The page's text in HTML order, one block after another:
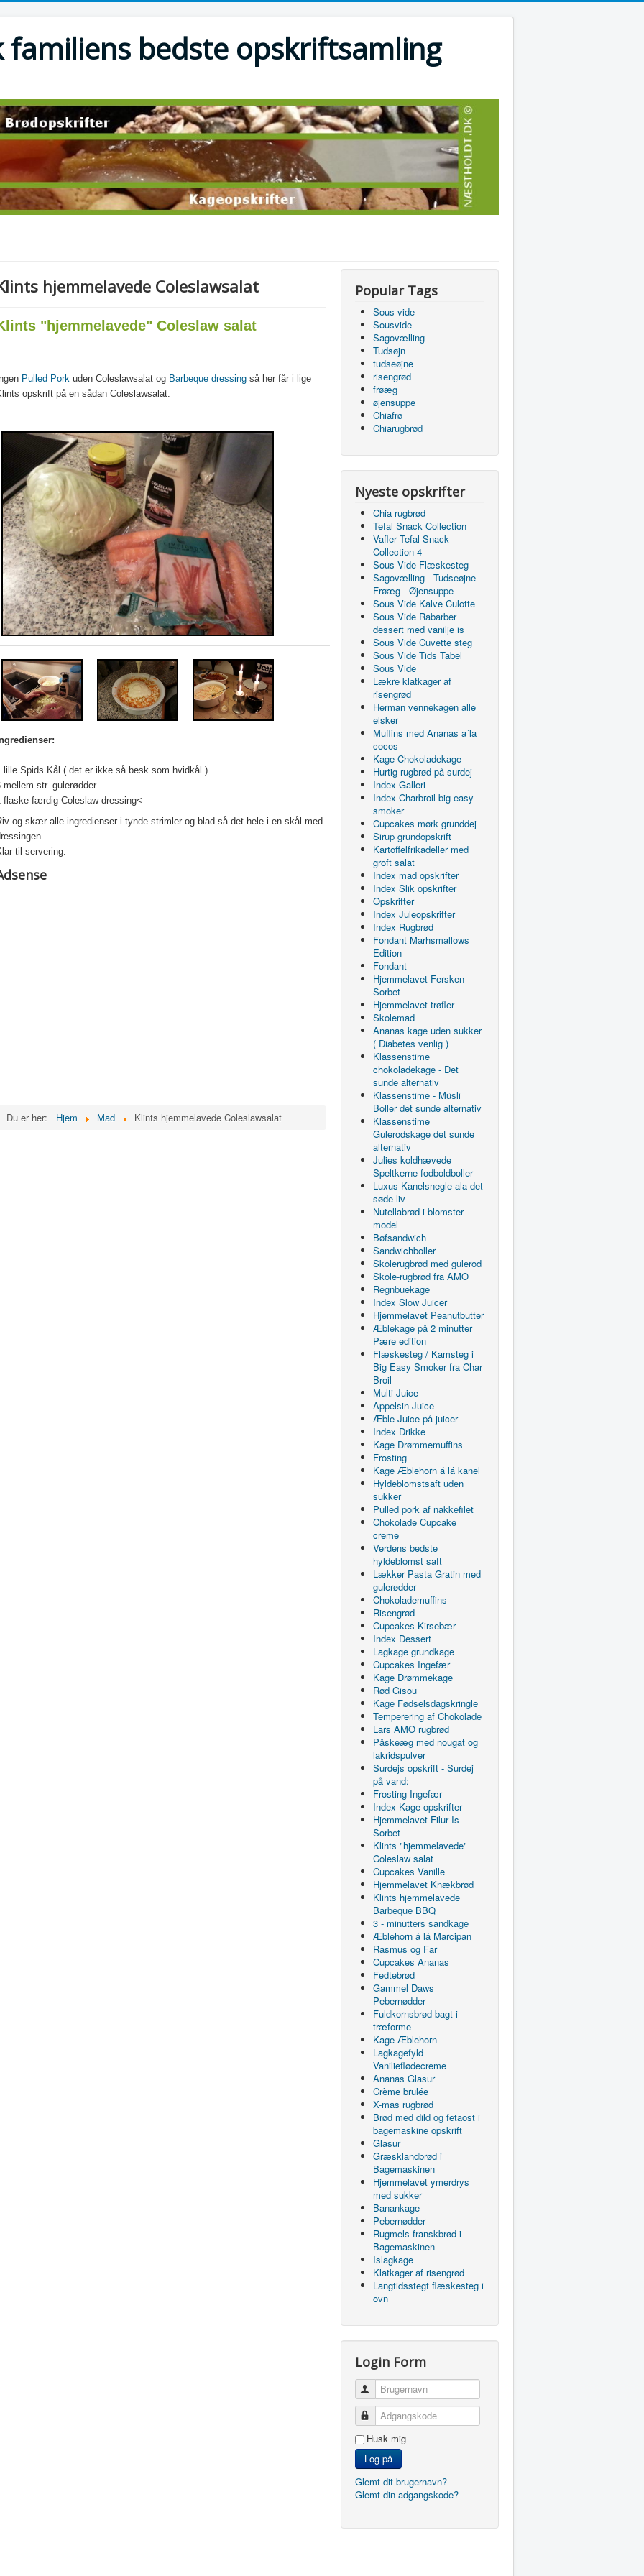
bedste opskriftsamling
hjemmelavede Coleslawsalat
"hjemmelavede" Coleslaw salat
Pulled Pork uden Coleslawsalat og Barbeque dressing så her får i lige
opskrift på en sådan Coleslawsalat.
lille Spids Kål ( det er ikke så besk som hvidkål )
mellem str. gulerødder
flaske færdig Coleslaw dressing<
og skær alle ingredienser i tynde strimler og blad så det hele i en skål med
til servering.
Du er her: Hjem Mad Klints hjemmelavede Coleslawsalat
Popular Tags
Sous vide
Sousvide
Sagovælling
Tudsøjn
tudseøjne
risengrød
frøæg
øjensuppe
Chiafrø
Chiarugbrød
Nyeste opskrifter
Chia rugbrød
Tefal Snack Collection
Vafler Tefal Snack
Collection 4
Sous Vide Flæskesteg
Sagovælling - Tudseøjne -
Frøæg - Øjensuppe
Sous Vide Kalve Culotte
Sous Vide Rabarber
dessert med vanilje is
Sous Vide Cuvette steg
Sous Vide Tids Tabel
Sous Vide
Lækre klatkager af
risengrød
Herman vennekagen alle
elsker
Muffins med Ananas a´la
cocos
Kage Chokoladekage
Hurtig rugbrød på surdej
Index Galleri
Index Charbroil big easy
smoker
Cupcakes mørk grunddej
Sirup grundopskrift
Kartoffelfrikadeller med
groft salat
Index mad opskrifter
Index Slik opskrifter
Opskrifter
Index Juleopskrifter
Index Rugbrød
Fondant Marhsmallows
Edition
Fondant
Hjemmelavet Fersken
Sorbet
Hjemmelavet trøfler
Skolemad
Ananas kage uden sukker
( Diabetes venlig )
Klassenstime
chokoladekage - Det
sunde alternativ
Klassenstime - Müsli
Boller det sunde alternativ
Klassenstime
Gulerodskage det sunde
alternativ
Julies koldhævede
Speltkerne fodboldboller
Luxus Kanelsnegle ala det
søde liv
Nutellabrød i blomster
model
Bøfsandwich
Sandwichboller
Skolerugbrød med gulerod
Skole-rugbrød fra AMO
Regnbuekage
Index Slow Juicer
Hjemmelavet Peanutbutter
Æblekage på 2 minutter
Pære edition
Flæskesteg / Kamsteg i
Big Easy Smoker fra Char
Broil
Multi Juice
Appelsin Juice
Æble Juice på juicer
Index Drikke
Kage Drømmemuffins
Frosting
Kage Æblehorn á lá kanel
Hyldeblomstsaft uden
sukker
Pulled pork af nakkefilet
Chokolade Cupcake
creme
Verdens bedste
hyldeblomst saft
Lækker Pasta Gratin med
gulerødder
Chokolademuffins
Risengrød
Cupcakes Kirsebær
Index Dessert
Lagkage grundkage
Cupcakes Ingefær
Kage Drømmekage
Rød Gisou
Kage Fødselsdagskringle
Temperering af Chokolade
Lars AMO rugbrød
Påskeæg med nougat og
lakridspulver
Surdejs opskrift - Surdej
på vand:
Frosting Ingefær
Index Kage opskrifter
Hjemmelavet Filur Is
Sorbet
Klints "hjemmelavede"
Coleslaw salat
Cupcakes Vanille
Hjemmelavet Knækbrød
Klints hjemmelavede
Barbeque BBQ
3 - minutters sandkage
Æblehorn á lá Marcipan
Rasmus og Far
Cupcakes Ananas
Fedtebrød
Gammel Daws
Pebernødder
Fuldkornsbrød bagt i
træforme
Kage Æblehorn
Lagkagefyld
Vanilieflødecreme
Ananas Glasur
Crème brulée
X-mas rugbrød
Brød med dild og fetaost i
bagemaskine opskrift
Glasur
Græsklandbrød i
Bagemaskinen
Hjemmelavet ymerdrys
med sukker
Banankage
Pebernødder
Rugmels franskbrød i
Bagemaskinen
Islagkage
Klatkager af risengrød
Langtidsstegt flæskesteg i
ovn
Login Form
Brugernavn
Adgangskode
Husk mig
Log på
Glemt dit brugernavn?
Glemt din adgangskode?